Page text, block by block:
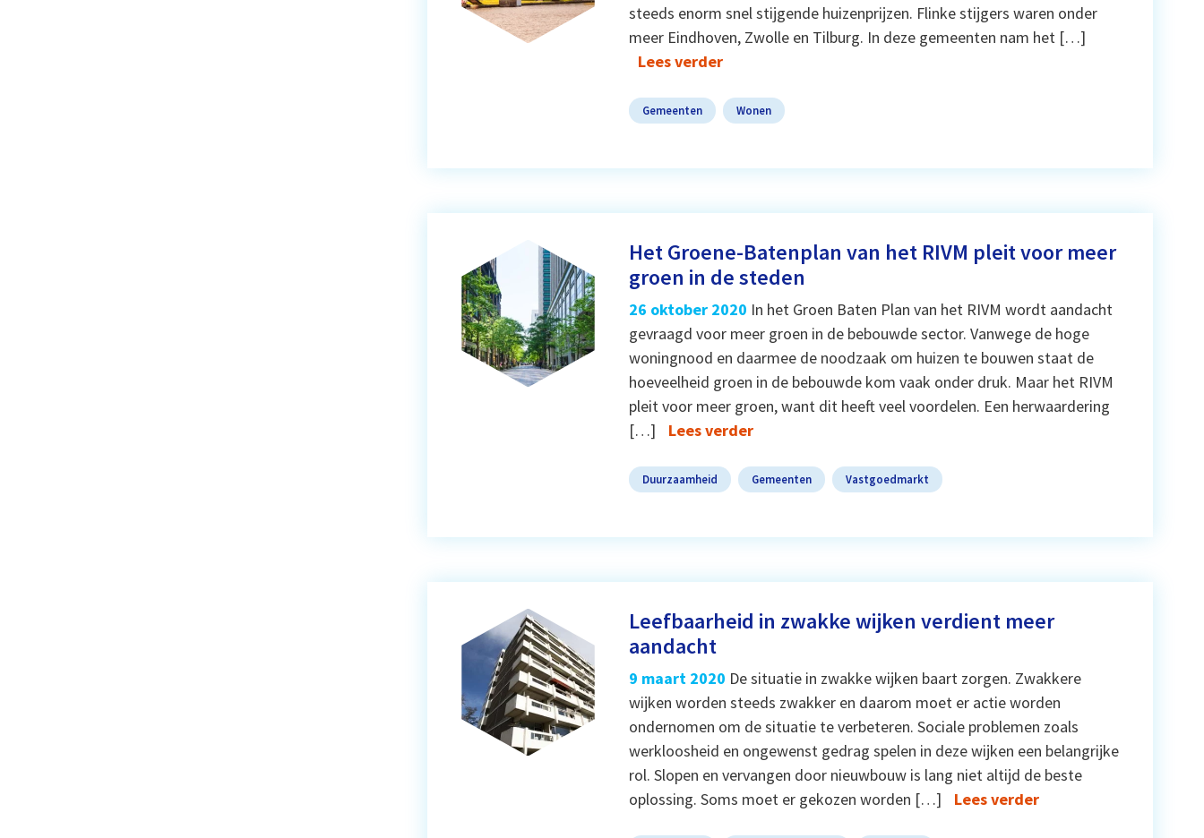
steeds enorm snel stijgende huizenprijzen. Flinke stijgers waren onder
meer Eindhoven, Zwolle en Tilburg. In deze gemeenten nam het […]
Lees verder
Gemeenten Wonen
Het Groene-Batenplan van het RIVM pleit voor meer
groen in de steden
26 oktober 2020 In het Groen Baten Plan van het RIVM wordt aandacht
gevraagd voor meer groen in de bebouwde sector. Vanwege de hoge
woningnood en daarmee de noodzaak om huizen te bouwen staat de
hoeveelheid groen in de bebouwde kom vaak onder druk. Maar het RIVM
pleit voor meer groen, want dit heeft veel voordelen. Een herwaardering
[…]
Lees verder
Duurzaamheid Gemeenten Vastgoedmarkt
Leefbaarheid in zwakke wijken verdient meer
aandacht
9 maart 2020 De situatie in zwakke wijken baart zorgen. Zwakkere
wijken worden steeds zwakker en daarom moet er actie worden
ondernomen om de situatie te verbeteren. Sociale problemen zoals
werkloosheid en ongewenst gedrag spelen in deze wijken een belangrijke
rol. Slopen en vervangen door nieuwbouw is lang niet altijd de beste
oplossing. Soms moet er gekozen worden […]
Lees verder